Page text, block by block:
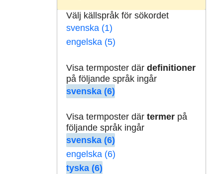
Välj källspråk för sökordet
svenska (1)
engelska (5)
Visa termposter där definitioner
på följande språk ingår
svenska (6)
Visa termposter där termerpå
följande språk ingår
svenska (6)
engelska (6)
tyska (6)